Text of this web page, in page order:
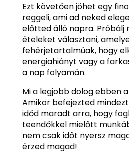
Ezt követően jöhet egy
reggeli, ami ad neked
előtted álló napra. Próbálj
ételeket választani,
fehérjetartalmúak, hogy
energiahiányt vagy a
a nap folyamán.
Mi a legjobb dolog ebben
Amikor befejezted
időd maradt arra, hogy
teendőkkel mielőtt
nem csak időt nyersz
érzed magad!